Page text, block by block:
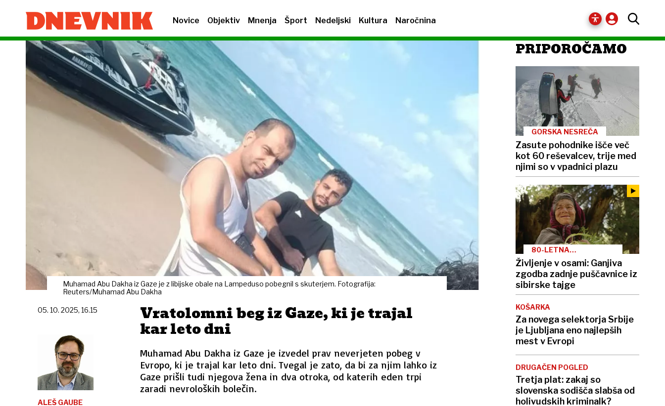
Novice Objektiv Mnenja Šport Nedeljski Kultura Naročnina
Muhamad Abu Dakha iz Gaze je z libijske obale na Lampeduso pobegnil s skuterjem. Fotografija:
Reuters/Muhamad Abu Dakha
Vratolomni beg iz Gaze, ki je trajal
kar leto dni
Muhamad Abu Dakha iz Gaze je izvedel prav neverjeten pobeg v
Evropo, ki je trajal kar leto dni. Tvegal je zato, da bi za njim lahko iz
Gaze prišli tudi njegova žena in dva otroka, od katerih eden trpi
zaradi nevroloških bolečin.
05. 10. 2025, 16.15
ALEŠ GAUBE
PRIPOROČAMO
GORSKA NESREČA
Zasute pohodnike išče več
kot 60 reševalcev, trije med
njimi so v vpadnici plazu
80-LETNA
STAROVERKA
Življenje v osami: Ganjiva
zgodba zadnje puščavnice iz
sibirske tajge
KOŠARKA
Za novega selektorja Srbije
je Ljubljana eno najlepših
mest v Evropi
DRUGAČEN POGLED
Tretja plat: zakaj so
slovenska sodišča slabša od
holivudskih kriminalk?